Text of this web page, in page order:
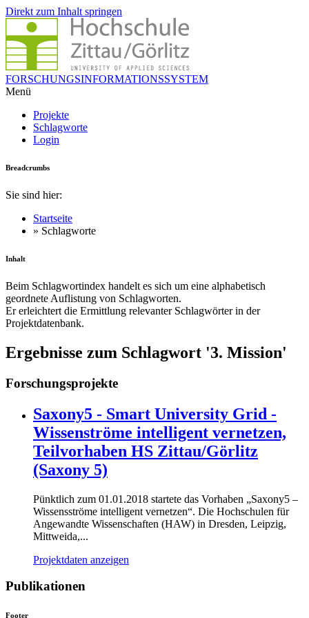
Direkt zum Inhalt springen
FORSCHUNGSINFORMATIONSSYSTEM
Menü
Projekte
Schlagworte
Login
Breadcrumbs
Sie sind hier:
Startseite
» Schlagworte
Inhalt
Beim Schlagwortindex handelt es sich um eine alphabetisch
geordnete Auflistung von Schlagworten.
Er erleichtert die Ermittlung relevanter Schlagwörter in der
Projektdatenbank.
Ergebnisse zum Schlagwort '3. Mission'
Forschungsprojekte
Saxony5 - Smart University Grid -
Wissenströme intelligent vernetzen,
Teilvorhaben HS Zittau/Görlitz
(Saxony 5)
Pünktlich zum 01.01.2018 startete das Vorhaben „Saxony5 –
Wissensströme intelligent vernetzen“. Die Hochschulen für
Angewandte Wissenschaften (HAW) in Dresden, Leipzig,
Mittweida,...
Projektdaten anzeigen
Publikationen
Footer